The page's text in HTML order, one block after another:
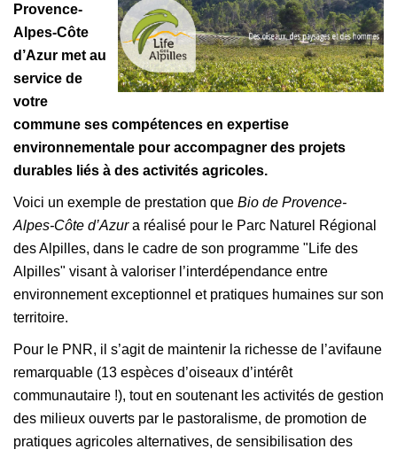
Provence-
Alpes-Côte
d’Azur met au
service de
votre
commune ses compétences en expertise
environnementale pour accompagner des projets
durables liés à des activités agricoles.
Voici un exemple de prestation que Bio de Provence-
Alpes-Côte d’Azura réalisé pour le Parc Naturel Régional
des Alpilles, dans le cadre de son programme "Life des
Alpilles" visant à valoriser l’interdépendance entre
environnement exceptionnel et pratiques humaines sur son
territoire.
Pour le PNR, il s’agit de maintenir la richesse de l’avifaune
remarquable (13 espèces d’oiseaux d’intérêt
communautaire !), tout en soutenant les activités de gestion
des milieux ouverts par le pastoralisme, de promotion de
pratiques agricoles alternatives, de sensibilisation des